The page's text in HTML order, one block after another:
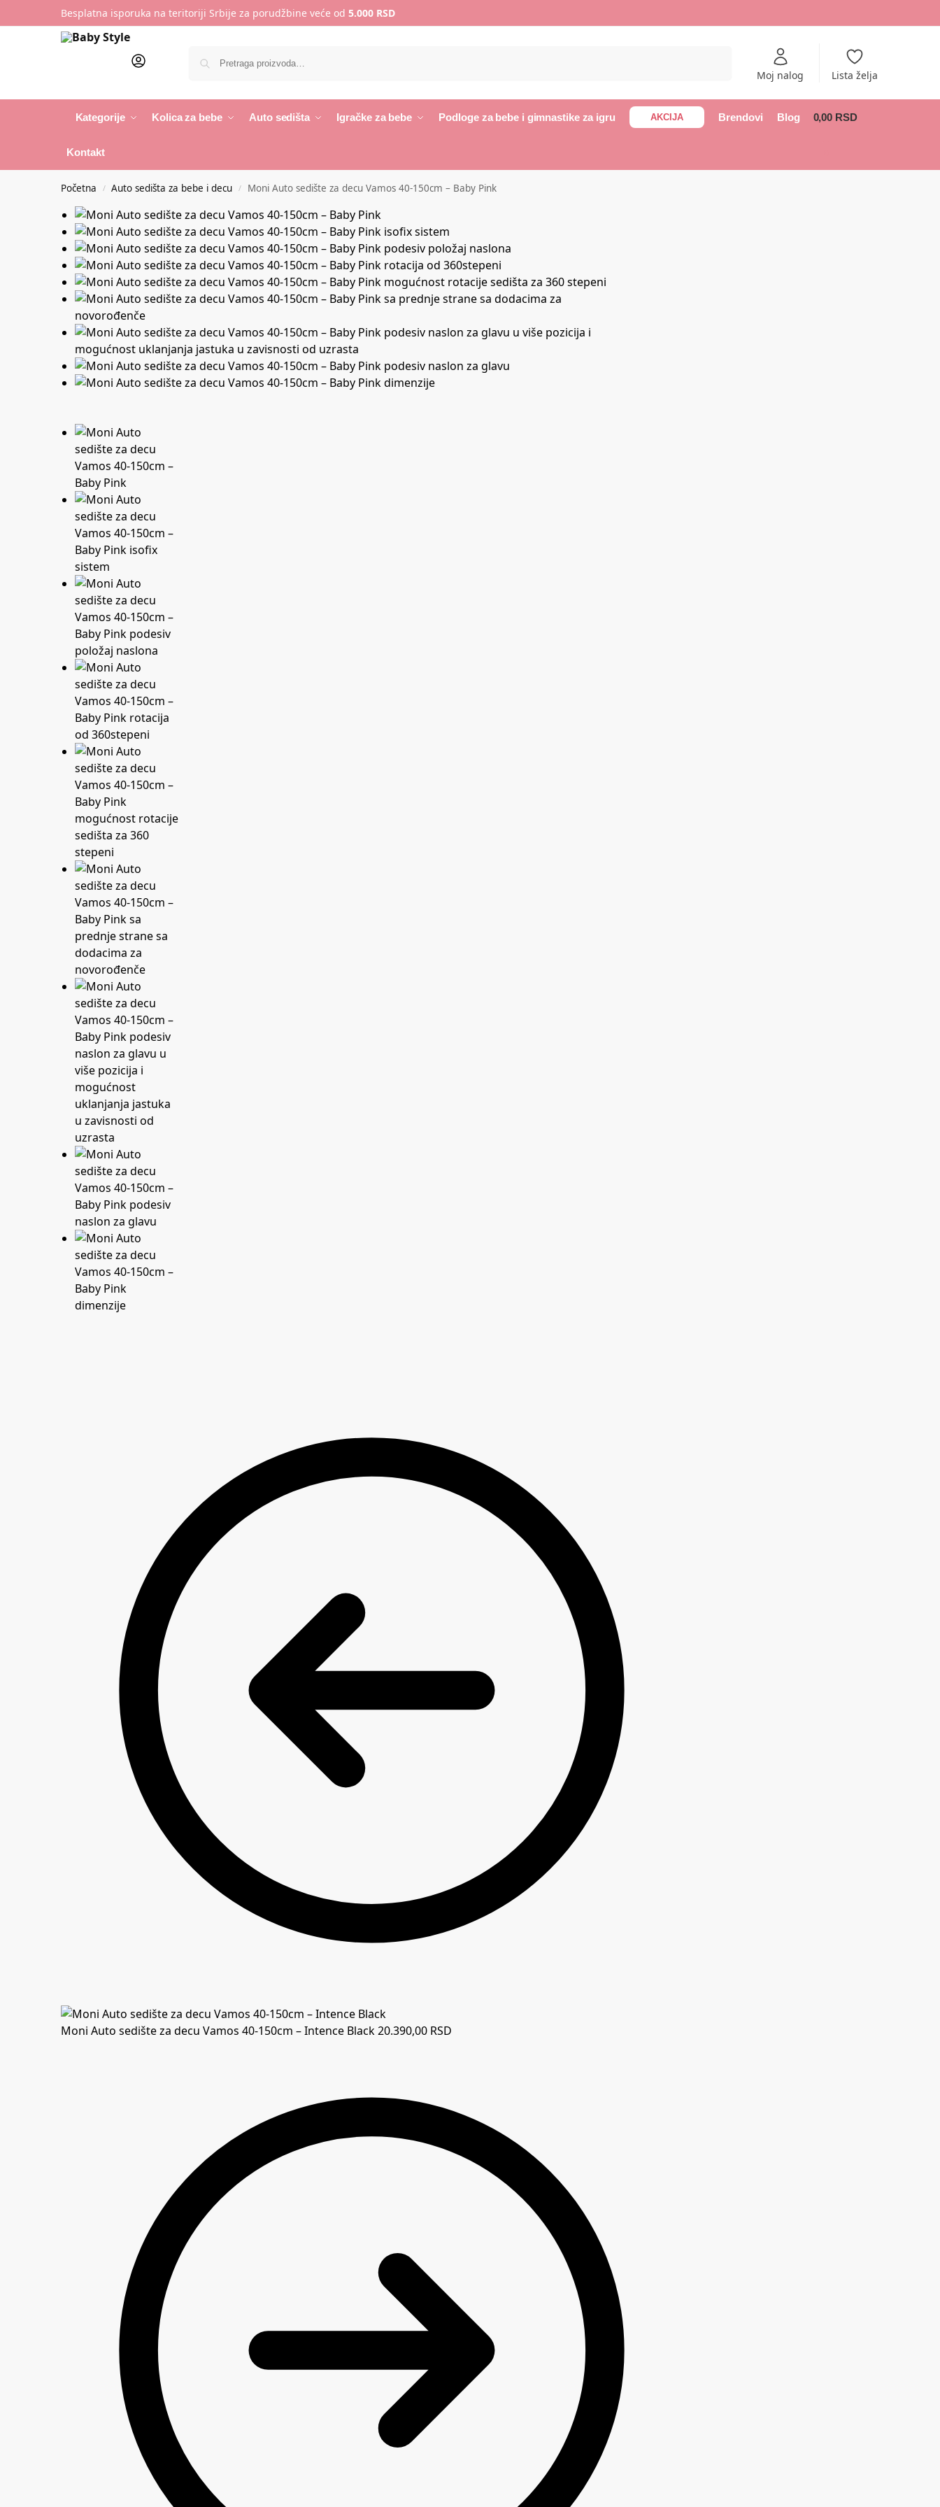
Besplatna isporuka na teritoriji Srbije za porudžbine veće od 5.000 RSD
Moj nalog Lista želja
Kategorije Kolica za bebe Auto sedišta Igračke za bebe Podloge za bebe i gimnastike za igru AKCIJA Brendovi Blog
Kontakt
0,00 RSD
Početna / Auto sedišta za bebe i decu / Moni Auto sedište za decu Vamos 40-150cm – Baby Pink
Moni Auto sedište za decu Vamos 40-150cm – Intence Black20.390,00 RSD